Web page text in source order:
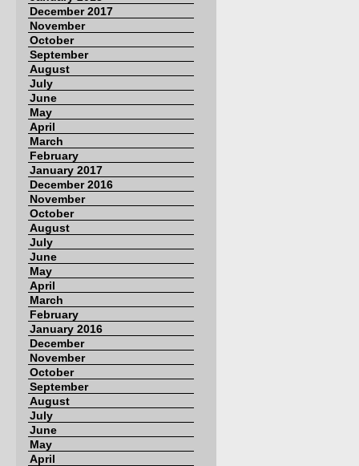
December 2017
November
October
September
August
July
June
May
April
March
February
January 2017
December 2016
November
October
August
July
June
May
April
March
February
January 2016
December
November
October
September
August
July
June
May
April